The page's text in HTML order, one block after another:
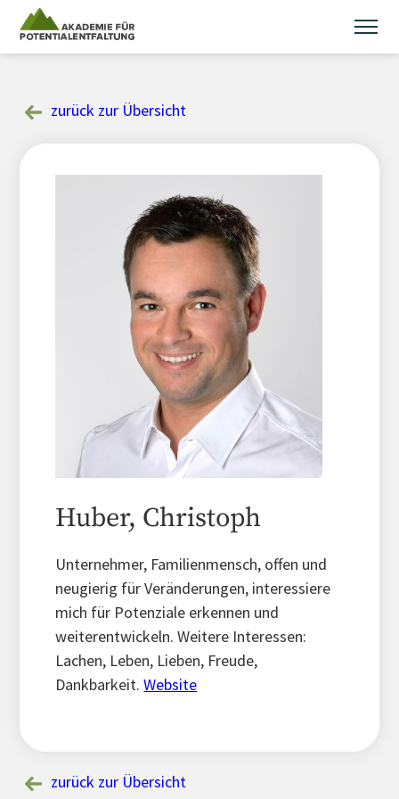
content
zurück zur Übersicht
Huber, Christoph
Unternehmer, Familienmensch, offen und
neugierig für Veränderungen, interessiere
mich für Potenziale erkennen und
weiterentwickeln. Weitere Interessen:
Lachen, Leben, Lieben, Freude,
Dankbarkeit.Website
zurück zur Übersicht